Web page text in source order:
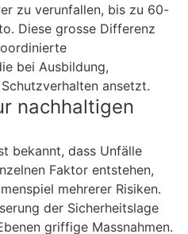
zu verunfallen, bis zu 60-
Diese grosse Differenz
bei Ausbildung,
ansetzt.
nachhaltigen
bekannt, dass Unfälle
Faktor entstehen,
mehrerer Risiken.
der Sicherheitslage
griffige Massnahmen.